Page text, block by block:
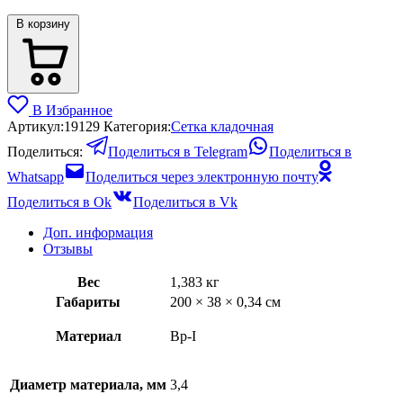
В корзину
В Избранное
Артикул:19129 Категория:Сетка кладочная
Поделиться:
Поделиться в Telegram
Поделиться в
Whatsapp
Поделиться через электронную почту
Поделиться в Ok
Поделиться в Vk
Доп. информация
Отзывы
Вес
1,383 кг
Габариты
200 × 38 × 0,34 см
Материал Вр-I
Диаметр материала, мм 3,4